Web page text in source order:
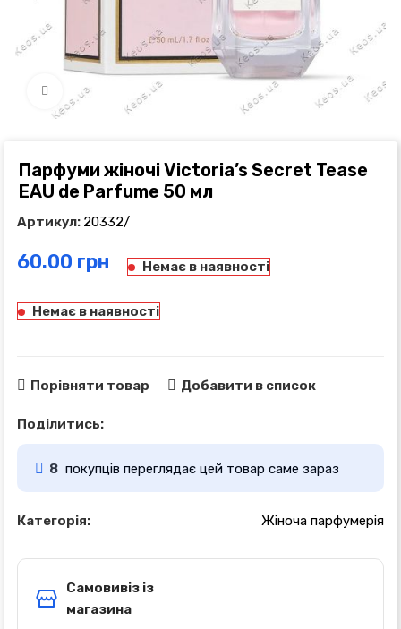
Click to enlarge
Парфуми жіночі Victoria’s Secret Tease
EAU de Parfume 50 мл
Артикул: 20332/
грн Немає в наявності
Немає в наявності
Порівняти товар Добавити в список
Поділитись:
8 покупців переглядає цей товар саме зараз
Категорія: Жіноча парфумерія
Самовивіз із
магазина